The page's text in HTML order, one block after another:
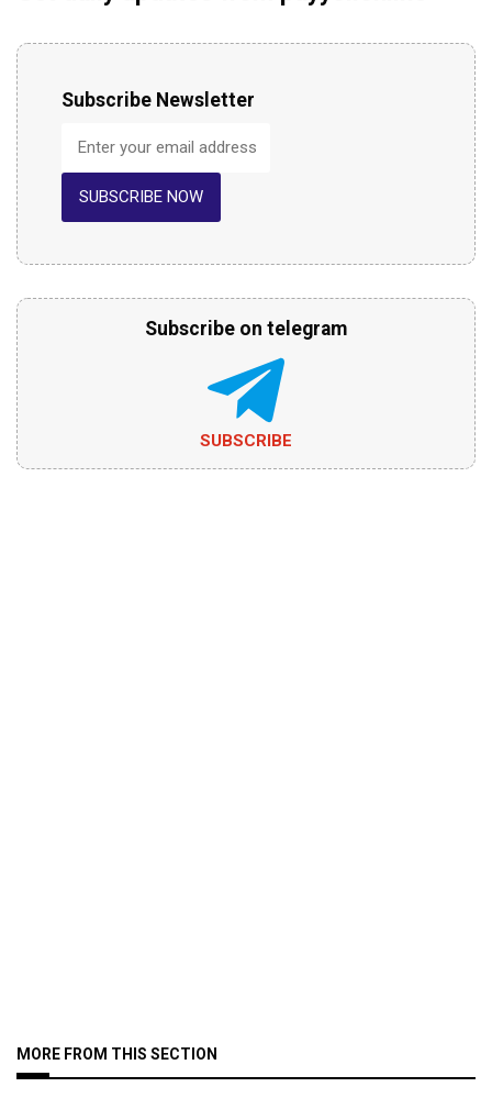
Subscribe Newsletter
SUBSCRIBE NOW
Subscribe on telegram
SUBSCRIBE
MORE FROM THIS SECTION